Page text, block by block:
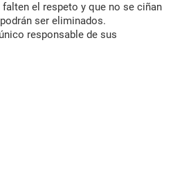
el respeto y que no se ciñan
ser eliminados.
responsable de sus